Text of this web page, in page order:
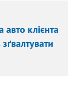
авто клієнта